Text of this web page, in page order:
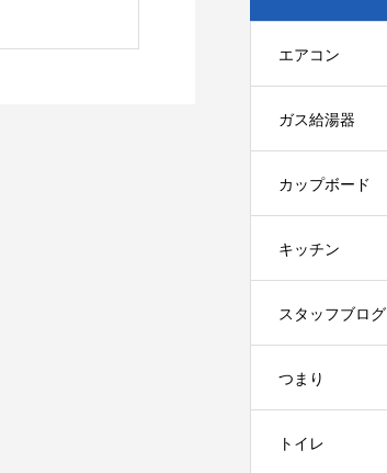
エアコン
ガス給湯器
カップボード
キッチン
スタッフブログ
つまり
トイレ